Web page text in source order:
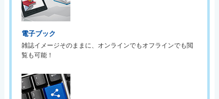
電子ブック
雑誌イメージそのままに、オンラインでもオフラインでも閲
覧も可能！